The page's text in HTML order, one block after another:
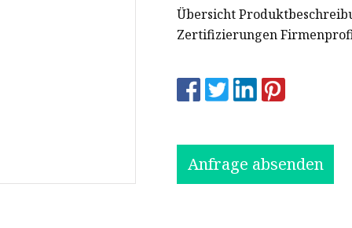
Übersicht
Zertifizierungen
Anfrage absenden